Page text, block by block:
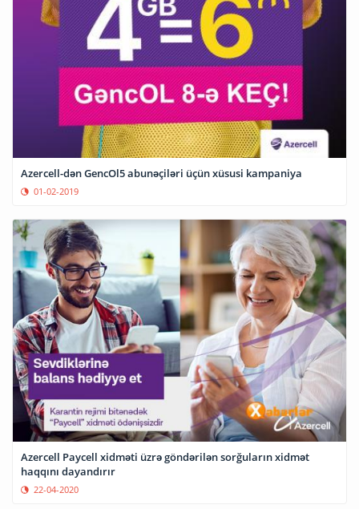
Azercell-dən GencOl5 abunəçiləri üçün xüsusi kampaniya
01-02-2019
Azercell Paycell xidməti üzrə göndərilən sorğuların xidmət
haqqını dayandırır
22-04-2020